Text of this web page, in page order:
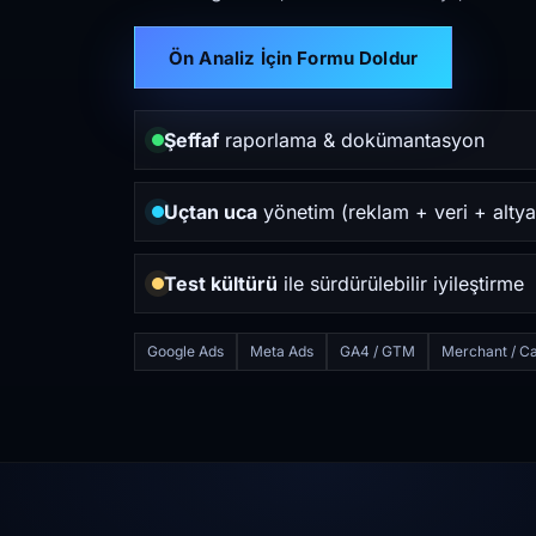
Ön Analiz İçin Formu Doldur
Şeffafraporlama & dokümantasyon
Uçtan uca yönetim (reklam + veri +
Test kültürü ile sürdürülebilir iyileştirme
Google Ads Meta Ads GA4 / GTM Merchant /